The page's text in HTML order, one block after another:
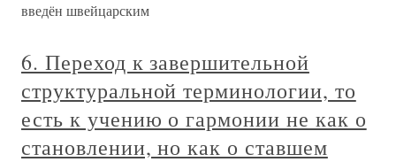
введён швейцарским
6. Переход к завершительной
структуральной терминологии, то
есть к учению о гармонии не как о
становлении, но как о ставшем